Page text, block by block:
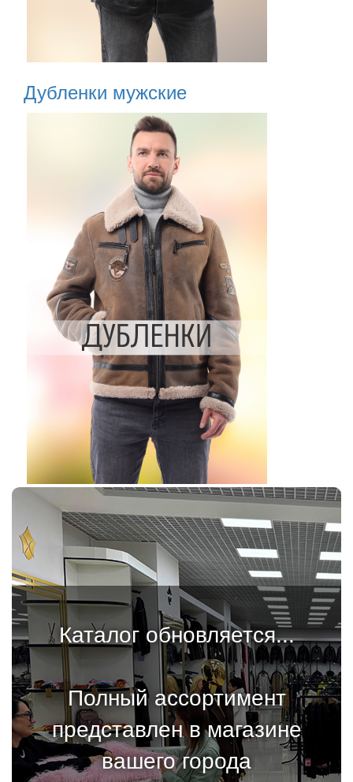
Дубленки мужские
Каталог обновляется...
Полный ассортимент
представлен в магазине
вашего города